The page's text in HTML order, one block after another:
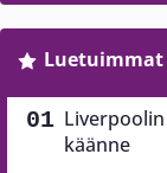
Luetuimmat
käänne